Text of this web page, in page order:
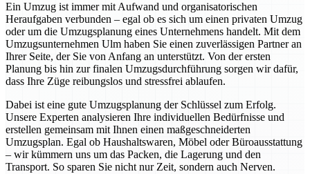
Ein Umzug ist immer mit Aufwand und organisatorischen
Heraufgaben verbunden – egal ob es sich um einen privaten Umzug
oder um die Umzugsplanung eines Unternehmens handelt. Mit dem
Umzugsunternehmen Ulm haben Sie einen zuverlässigen Partner an
Ihrer Seite, der Sie von Anfang an unterstützt. Von der ersten
Planung bis hin zur finalen Umzugsdurchführung sorgen wir dafür,
dass Ihre Züge reibungslos und stressfrei ablaufen.
Dabei ist eine gute Umzugsplanung der Schlüssel zum Erfolg.
Unsere Experten analysieren Ihre individuellen Bedürfnisse und
erstellen gemeinsam mit Ihnen einen maßgeschneiderten
Umzugsplan. Egal ob Haushaltswaren, Möbel oder Büroausstattung
– wir kümmern uns um das Packen, die Lagerung und den
Transport. So sparen Sie nicht nur Zeit, sondern auch Nerven.